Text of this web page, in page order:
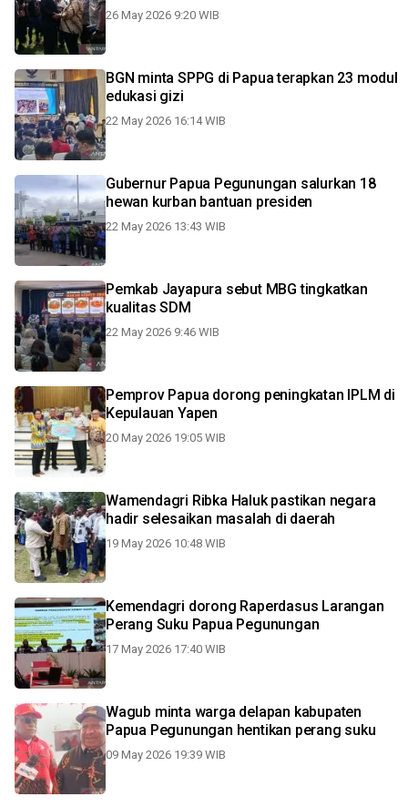
26 May 2026 9:20 WIB
BGN minta SPPG di Papua terapkan 23 modul
edukasi gizi
22 May 2026 16:14 WIB
Gubernur Papua Pegunungan salurkan 18
hewan kurban bantuan presiden
22 May 2026 13:43 WIB
Pemkab Jayapura sebut MBG tingkatkan
kualitas SDM
22 May 2026 9:46 WIB
Pemprov Papua dorong peningkatan IPLM di
Kepulauan Yapen
20 May 2026 19:05 WIB
Wamendagri Ribka Haluk pastikan negara
hadir selesaikan masalah di daerah
19 May 2026 10:48 WIB
Kemendagri dorong Raperdasus Larangan
Perang Suku Papua Pegunungan
17 May 2026 17:40 WIB
Wagub minta warga delapan kabupaten
Papua Pegunungan hentikan perang suku
09 May 2026 19:39 WIB